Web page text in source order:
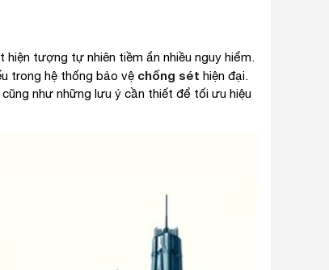
tượng tự nhiên tiềm ẩn nhiều nguy hiểm.
trong hệ thống bảo vệ chống sét hiện đại.
như những lưu ý cần thiết để tối ưu hiệu